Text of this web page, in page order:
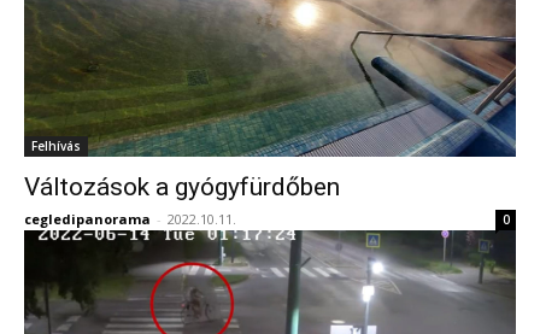
Felhívás
Változások a gyógyfürdőben
cegledipanorama - 2022.10.11. 0